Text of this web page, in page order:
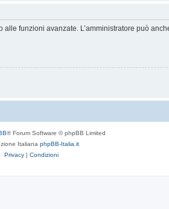
funzioni avanzate. L’amministratore può
® Forum Software © phpBB Limited
Italiana phpBB-Italia.it
Privacy | Condizioni